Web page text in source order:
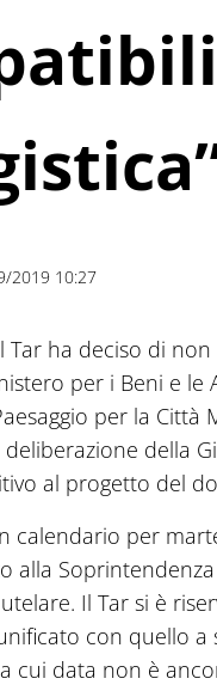
2019 10:27
ha deciso di
per i Beni e le
per la
della
al progetto del
calendario per
alla
Il Tar si è
con quello
cui data non è